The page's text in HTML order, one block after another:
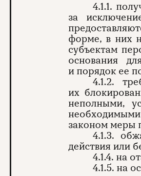
4.1.1.
за
форме, в них
субъектам
основания
и порядок ее
4.1.2.
их
неполными,
необходимыми
законом меры
4.1.3.
действия или
4.1.4. на
4.1.5. на